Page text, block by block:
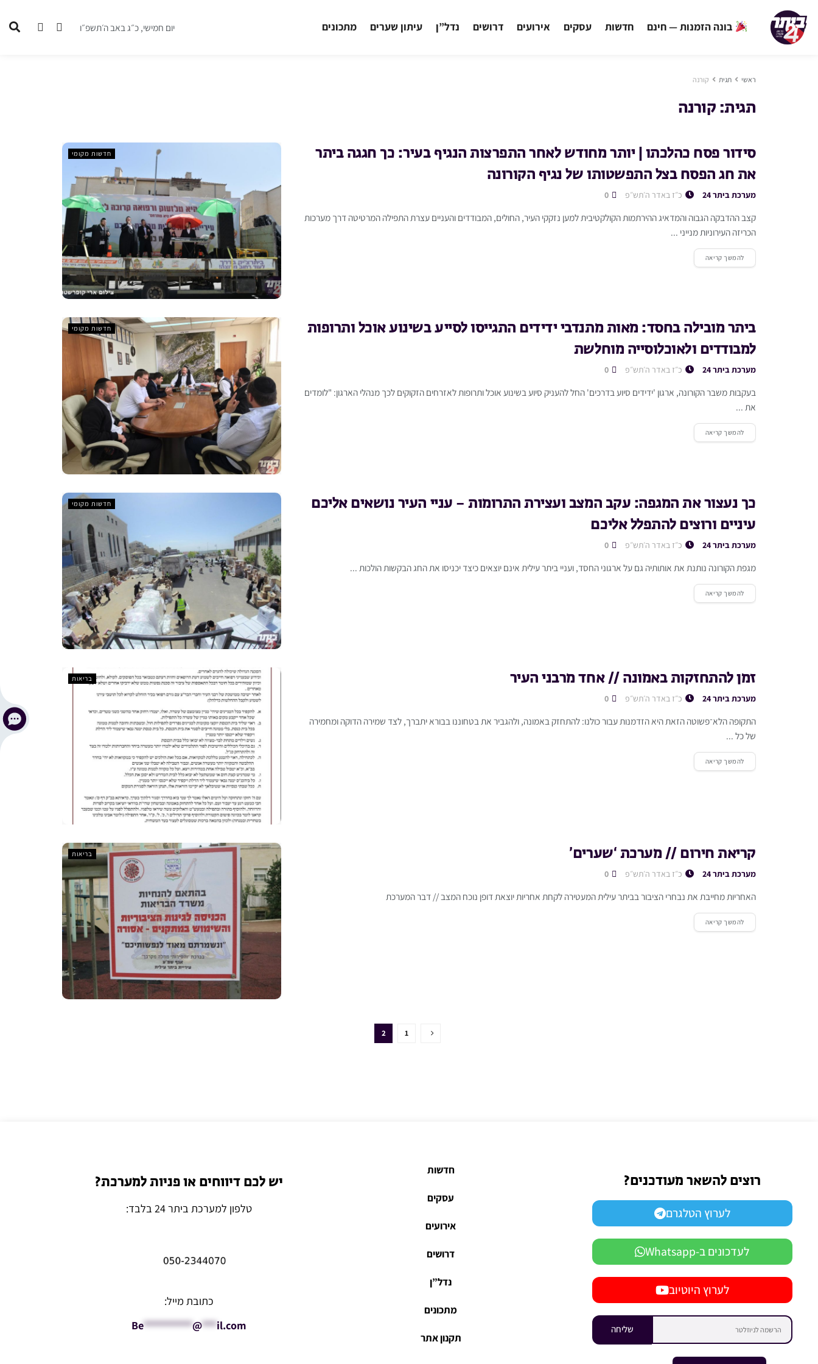
בונה הזמנות — חינם חדשות עסקים אירועים דרושים נדל”ן עיתון שערים מתכונים יום חמישי, כ״ג באב ה׳תשפ״ו
ראשי תגית קורנה
תגית: קורנה
חדשות מקומי
סידור פסח כהלכתו | יותר מחודש לאחר התפרצות הנגיף בעיר: כך חגגה ביתר
את חג הפסח בצל התפשטותו של נגיף הקורונה
מערכת ביתר 24 כ״ז באדר ה׳תש״פ
קצב ההדבקה הגבוה והמדאיג ההירתמות הקולקטיבית למען נזקקי העיר, החולים, המבודדים והעניים עצרת התפילה המרטיטה דרך מערכות
הכריזה העירוניות מנייני ...
להמשך קריאה
חדשות מקומי
ביתר מובילה בחסד: מאות מתנדבי ידידים התגייסו לסייע בשינוע אוכל ותרופות
למבודדים ולאוכלוסייה מוחלשת
מערכת ביתר 24 כ״ז באדר ה׳תש״פ
בעקבות משבר הקורונה, ארגון 'ידידים סיוע בדרכים' החל להעניק סיוע בשינוע אוכל ותרופות לאזרחים הזקוקים לכך מנהלי הארגון: "לומדים
את ...
להמשך קריאה
חדשות מקומי
כך נעצור את המגפה: עקב המצב ועצירת התרומות – עניי העיר נושאים אליכם
עיניים ורוצים להתפלל אליכם
מערכת ביתר 24 כ״ז באדר ה׳תש״פ
מגפת הקורונה נותנת את אותותיה גם על ארגוני החסד, ועניי ביתר עילית אינם יוצאים כיצד יכניסו את החג הבקשות הולכות ...
להמשך קריאה
בריאות זמן להתחזקות באמונה // אחד מרבני העיר
מערכת ביתר 24 כ״ז באדר ה׳תש״פ
התקופה הלא־פשוטה הזאת היא הזדמנות עבור כולנו: להתחזק באמונה, ולהגביר את בטחוננו בבורא יתברך, לצד שמירה הדוקה ומחמירה
של כל ...
להמשך קריאה
בריאות קריאת חירום // מערכת ‘שערים’
מערכת ביתר 24 כ״ז באדר ה׳תש״פ
האחריות מחייבת את נבחרי הציבור בביתר עילית המעטירה לקחת אחריות יוצאת דופן נוכח המצב // דבר המערכת
להמשך קריאה
1
2
רוצים להשאר מעודכנים?
לערוץ הטלגרם
לעדכונים ב-Whatsapp
לערוץ היוטיוב
שליחה
חדשות
עסקים
אירועים
דרושים
נדל”ן
מתכונים
תקנון אתר
יש לכם דיווחים או פניות למערכת?
טלפון למערכת ביתר 24 בלבד:
כתובת מייל:
Be**********@***il.com